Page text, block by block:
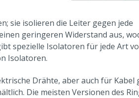
sie isolieren die Leiter gegen jede
geringeren Widerstand aus,
spezielle Isolatoren für jede Art
Isolatoren.
Drähte, aber auch für Kabel
Die meisten Versionen des